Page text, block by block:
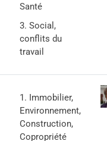
Santé
Social,
conflits du
travail
Immobilier,
Environnement,
Construction,
Copropriété